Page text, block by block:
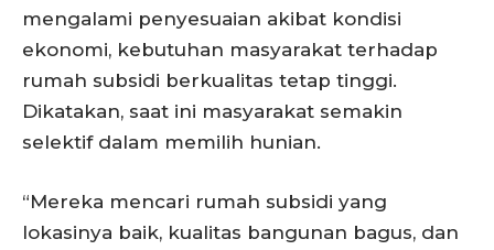
mengalami penyesuaian akibat kondisi
ekonomi, kebutuhan masyarakat terhadap
rumah subsidi berkualitas tetap tinggi.
Dikatakan, saat ini masyarakat semakin
selektif dalam memilih hunian.
“Mereka mencari rumah subsidi yang
lokasinya baik, kualitas bangunan bagus, dan